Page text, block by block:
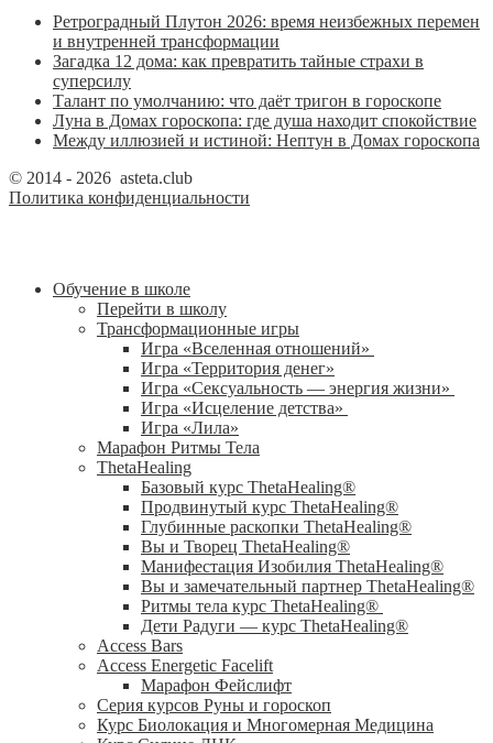
Ретроградный Плутон 2026: время неизбежных перемен
и внутренней трансформации
Загадка 12 дома: как превратить тайные страхи в
суперсилу
Талант по умолчанию: что даёт тригон в гороскопе
Луна в Домах гороскопа: где душа находит спокойствие
Между иллюзией и истиной: Нептун в Домах гороскопа
© 2014 - 2026 asteta.club
Политика конфиденциальности
Обучение в школе
Перейти в школу
Трансформационные игры
Игра «Вселенная отношений»
Игра «Территория денег»
Игра «Сексуальность — энергия жизни»
Игра «Исцеление детства»
Игра «Лила»
Марафон Ритмы Тела
ThetaHealing
Базовый курс ThetaHealing®
Продвинутый курс ThetaHealing®
Глубинные раскопки ThetaHealing®
Вы и Творец ThetaHealing®
Манифестация Изобилия ThetaHealing®
Вы и замечательный партнер ThetaHealing®
Ритмы тела курс ThetaHealing®
Дети Радуги — курс ThetaHealing®
Access Bars
Access Energetic Facelift
Марафон Фейслифт
Серия курсов Руны и гороскоп
Курс Биолокация и Многомерная Медицина